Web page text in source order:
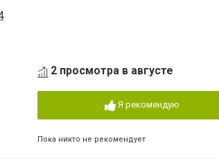
2 просмотра в августе
Я рекомендую
Пока никто не рекомендует